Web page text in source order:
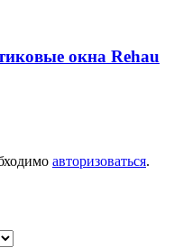
окна Rehau
авторизоваться.